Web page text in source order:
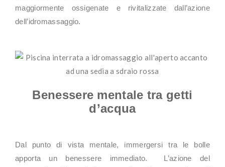
maggiormente ossigenate e rivitalizzate dall’azione
dell’idromassaggio.
Benessere mentale tra getti
d’acqua
Dal punto di vista mentale, immergersi tra le bolle
apporta un benessere immediato. L’azione del